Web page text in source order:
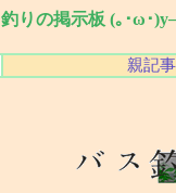
釣りの掲示板 (｡･ω･
親記